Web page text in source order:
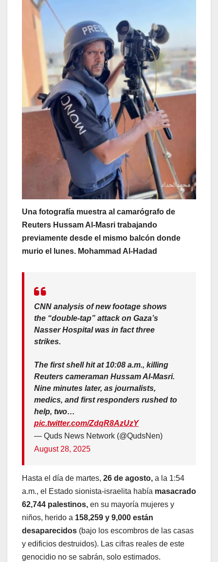
Una fotografía muestra al camarógrafo de
Reuters Hussam Al-Masri trabajando
previamente desde el mismo balcón donde
murio el lunes. Mohammad Al-Hadad
CNN analysis of new footage shows
the “double-tap” attack on Gaza’s
Nasser Hospital was in fact three
strikes.
The first shell hit at 10:08 a.m., killing
Reuters cameraman Hussam Al-Masri.
Nine minutes later, as journalists,
medics, and first responders rushed to
help, two…
pic.twitter.com/ZdqR8AzUzY
— Quds News Network (@QudsNen)
August 28, 2025
Hasta el día de martes, 26 de agosto, a la 1:54
a.m., el Estado sionista-israelita había masacrado
62,744 palestinos, en su mayoría mujeres y
niños, herido a 158,259 y 9,000 están
desaparecidos (bajo los escombros de las casas
y edificios destruidos). Las cifras reales de este
genocidio no se sabrán, solo estimados.